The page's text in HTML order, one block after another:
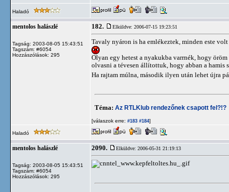
Haladó
mentolos halászlé
Tagság: 2003-08-05 15:43:51
Tagszám: #6054
Hozzászólások: 295
182. Elküldve: 2006-07-15 19:23:51
Tavaly nyáron is ha emlékeztek, minden este
Olyan egy hetest a nyakukba varrnék, hogy
olvasni a tévesen állítottuk, hogy abban a hamis
Ha rajtam múlna, második ilyen után lehet újra
Téma: Az RTLKlub rendezőnek csapott fel?!?
[válaszok erre: #183 #184]
Haladó
mentolos halászlé
Tagság: 2003-08-05 15:43:51
Tagszám: #6054
Hozzászólások: 295
2090. Elküldve: 2006-05-31 21:19:13